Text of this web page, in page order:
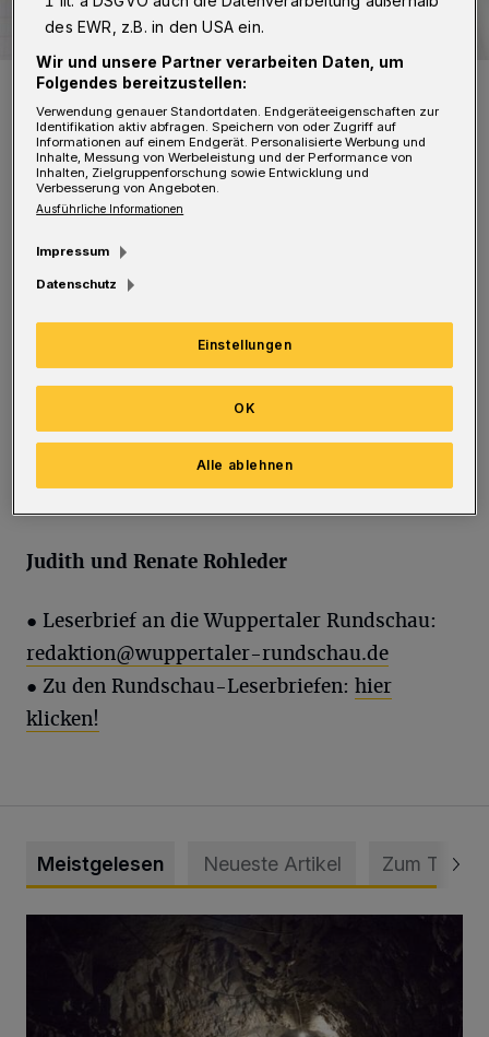
Symbolbild.
Foto: Rundschau
A uf diesem Wege möchten wir uns bei
allen lieben Menschen (Erwachsene und
unserem Hund Lola im Bereich Eskesberg /
Dank der zahlreichen Helfer wurde sie schnell
gefunden. Wir freuen uns über die große
Judith und Renate Rohleder
● Leserbrief an die Wuppertaler Rundschau:
redaktion@wuppertaler-rundschau.de
● Zu den Rundschau-Leserbriefen: hier
klicken!
Meistgelesen Neueste Artikel Zum Thema
des EWR, z.B. in den USA ein.
Wir und unsere Partner verarbeiten Daten, um
Folgendes bereitzustellen:
Verwendung genauer Standortdaten. Endgeräteeigenschaften zur
Identifikation aktiv abfragen. Speichern von oder Zugriff auf
Informationen auf einem Endgerät. Personalisierte Werbung und
Inhalte, Messung von Werbeleistung und der Performance von
Inhalten, Zielgruppenforschung sowie Entwicklung und
Verbesserung von Angeboten.
Ausführliche Informationen
Impressum
Datenschutz
Einstellungen
Alle ablehnen
OK